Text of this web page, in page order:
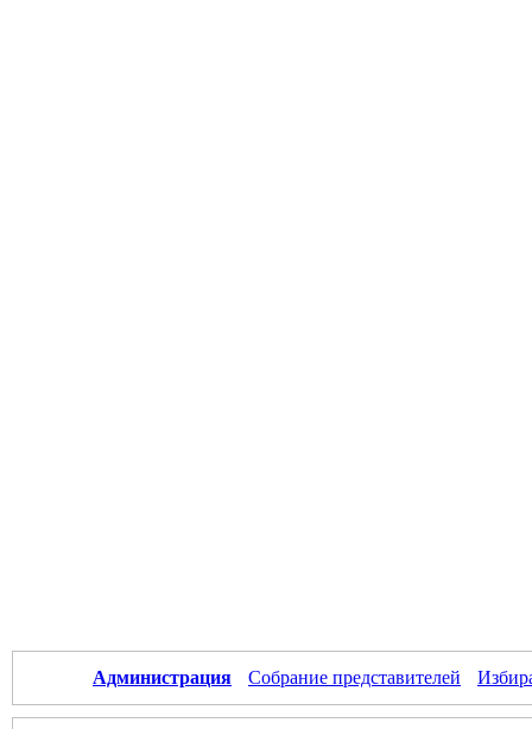
Администрация Собрание представителей